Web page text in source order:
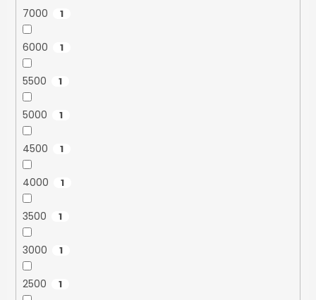
7000 1
6000 1
5500 1
5000 1
4500 1
4000 1
3500 1
3000 1
2500 1